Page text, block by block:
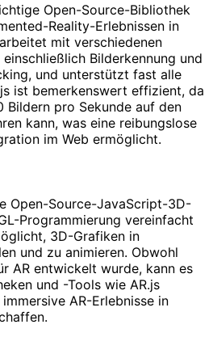
Open-Source-Bibliothek
Reality-Erlebnissen in
mit verschiedenen
Bilderkennung und
und unterstützt fast alle
ist bemerkenswert effizient, da
Bildern pro Sekunde auf den
kann, was eine reibungslose
im Web ermöglicht.
Open-Source-JavaScript-3D-
Programmierung vereinfacht
3D-Grafiken in
und zu animieren. Obwohl
AR entwickelt wurde, kann es
und -Tools wie AR.js
AR-Erlebnisse in